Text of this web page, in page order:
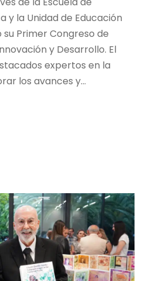
y la Unidad de Educación
Primer Congreso de
y Desarrollo. El
expertos en la
los avances y...